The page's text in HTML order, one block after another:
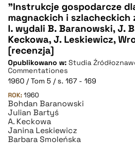
CZYSTY TEKST
pobierz cytat
BIBTEX
pobierz cytat
"Instrukcje gospodarcze
magnackich i szlacheckich
I. wydali B. Baranowski, J.
Keckowa, J. Leskiewicz,
[recenzja]
Opublikowano w: Studia
Commentationes
1960 / Tom 5 / s. 167 - 169
ROK: 1960
Bohdan Baranowski
Julian Bartyś
A. Keckowa
Janina Leskiewicz
Barbara Smoleńska